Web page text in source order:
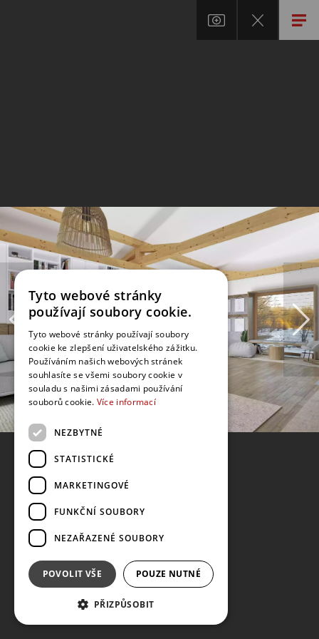
Tyto webové stránky
používají soubory cookie.
Tyto webové stránky používají soubory
cookie ke zlepšení uživatelského zážitku.
Používáním našich webových stránek
souhlasíte se všemi soubory cookie v
souladu s našimi zásadami používání
souborů cookie. Více informací
NEZBYTNÉ
STATISTICKÉ
MARKETINGOVÉ
FUNKČNÍ SOUBORY
NEZAŘAZENÉ SOUBORY
POVOLIT VŠE POUZE NUTNÉ
PŘIZPŮSOBIT